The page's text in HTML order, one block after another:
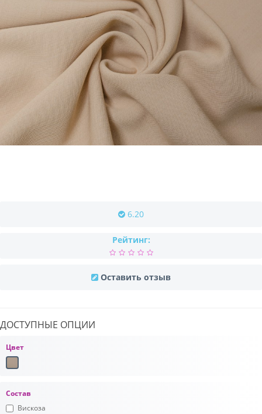
6.20
Рейтинг:
Оставить отзыв
ДОСТУПНЫЕ ОПЦИИ
Цвет
Состав
Вискоза